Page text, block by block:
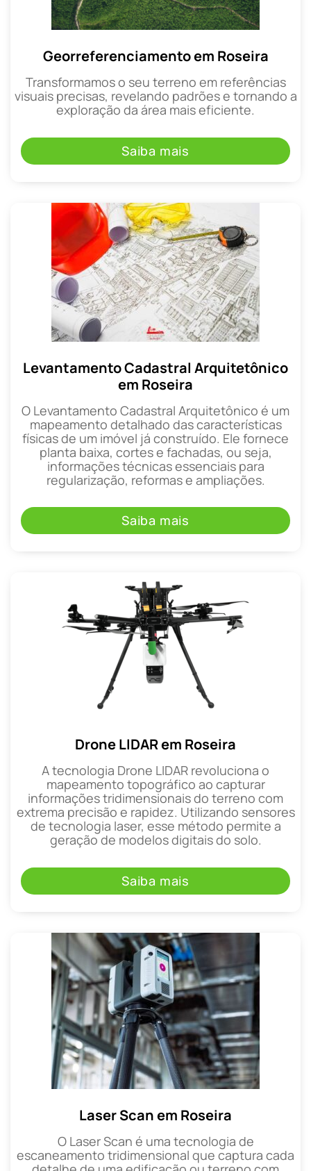
Georreferenciamento em Roseira
Transformamos o seu terreno em referências
visuais precisas, revelando padrões e tornando a
exploração da área mais eficiente.
Saiba mais
Levantamento Cadastral Arquitetônico
em Roseira
O Levantamento Cadastral Arquitetônico é um
mapeamento detalhado das características
físicas de um imóvel já construído. Ele fornece
planta baixa, cortes e fachadas, ou seja,
informações técnicas essenciais para
regularização, reformas e ampliações.
Saiba mais
Drone LIDAR em Roseira
A tecnologia Drone LIDAR revoluciona o
mapeamento topográfico ao capturar
informações tridimensionais do terreno com
extrema precisão e rapidez. Utilizando sensores
de tecnologia laser, esse método permite a
geração de modelos digitais do solo.
Saiba mais
Laser Scan em Roseira
O Laser Scan é uma tecnologia de
escaneamento tridimensional que captura cada